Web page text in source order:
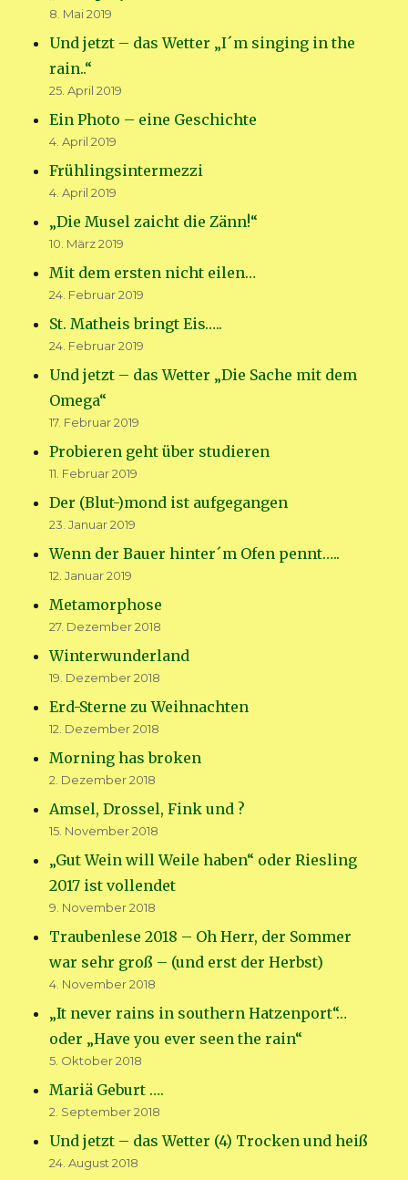
8. Mai 2019
Und jetzt – das Wetter „I´m singing in the
rain..“
25. April 2019
Ein Photo – eine Geschichte
4. April 2019
Frühlingsintermezzi
4. April 2019
„Die Musel zaicht die Zänn!“
10. März 2019
Mit dem ersten nicht eilen…
24. Februar 2019
St. Matheis bringt Eis…..
24. Februar 2019
Und jetzt – das Wetter „Die Sache mit dem
Omega“
17. Februar 2019
Probieren geht über studieren
11. Februar 2019
Der (Blut-)mond ist aufgegangen
23. Januar 2019
Wenn der Bauer hinter´m Ofen pennt…..
12. Januar 2019
Metamorphose
27. Dezember 2018
Winterwunderland
19. Dezember 2018
Erd-Sterne zu Weihnachten
12. Dezember 2018
Morning has broken
2. Dezember 2018
Amsel, Drossel, Fink und ?
15. November 2018
„Gut Wein will Weile haben“ oder Riesling
2017 ist vollendet
9. November 2018
Traubenlese 2018 – Oh Herr, der Sommer
war sehr groß – (und erst der Herbst)
4. November 2018
„It never rains in southern Hatzenport“…
oder „Have you ever seen the rain“
5. Oktober 2018
Mariä Geburt ….
2. September 2018
Und jetzt – das Wetter (4) Trocken und heiß
24. August 2018